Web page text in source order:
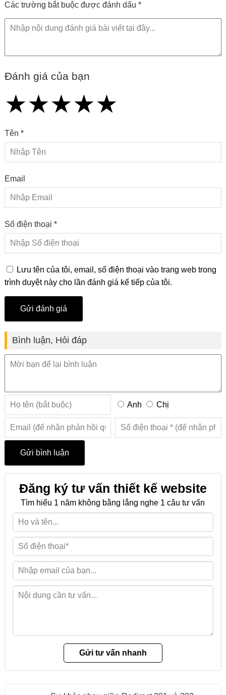
Các trường bắt buộc được đánh dấu *
Đánh giá của bạn
★
★★
★★★
★★★★
★★★★★
Tên *
Email
Số điện thoại *
Lưu tên của tôi, email, số điện thoại vào trang web trong
trình duyệt này cho lần đánh giá kế tiếp của tôi.
Bình luận, Hỏi đáp
Anh Chị
Đăng ký tư vấn thiết kế website
Tìm hiểu 1 năm không bằng lắng nghe 1 câu tư vấn